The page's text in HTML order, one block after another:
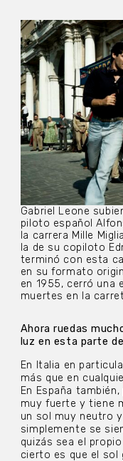
Gabriel Leone
piloto español
la carrera Mille
la de su copiloto
terminó con esta
en su formato
en 1955, cerró una
muertes en la
Ahora ruedas
luz en esta parte
En Italia en
más que en
En España
muy fuerte y tiene
un sol muy neutro
simplemente se
quizás sea el
cierto es que el sol